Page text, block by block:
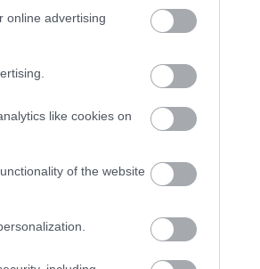
online advertising
like cookies on
of the website
πάρκινγκ της (έχει αρκετά στα
Πανεπιστήμιο και ετοιμάζεσαι
για το πώς θα την κάνεις
ιδανικό για urban βραδιές σε
το πεζοδρόμιο απέξω με τις
μέχρι hip hop και house.